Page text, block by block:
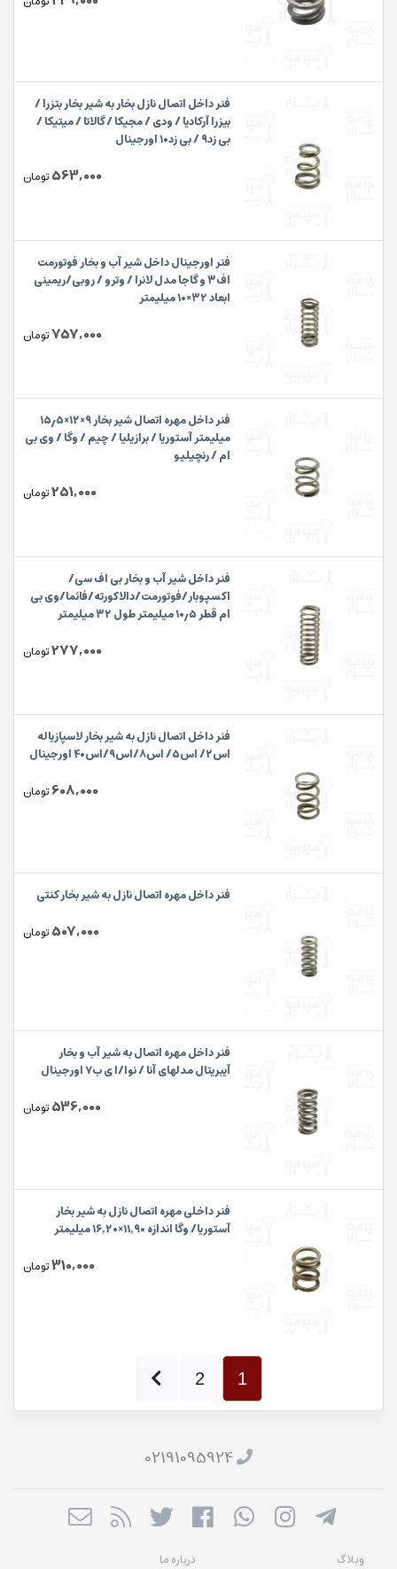
فنر داخل اتصال نازل بخار به شیر بخار بتزرا /
بیزرا آرکادیا / ودی / مجیکا / گالاتا / میتیکا /
بی زد۹ / بی زد۱۰ اورجینال
563,000 تومان
فنر اورجینال داخل شیر آب و بخار فوتورمت
اف۳ و گاجا مدل لانرا / وترو / روبی/ریمینی
ابعاد ۳۲×۱۰ میلیمتر
757,000تومان
فنر داخل مهره اتصال شیر بخار ۹×۱۲×۱۵٫۵
میلیمتر آستوریا / برازیلیا / چیم / وگا / وی بی
ام / رنچیلیو
251,000تومان
فنر داخل شیر آب و بخار بی اف سی/
اکسپوبار/فوتورمت/دالاکورته/فائما/وی بی
ام قطر ۱۰٫۵ میلیمتر طول ۳۲ میلیمتر
277,000تومان
فنر داخل اتصال نازل به شیر بخار لاسپازیاله
اس۲/ اس۵/ اس۸/اس۹/اس۴۰ اورجینال
608,000 تومان
فنر داخل مهره اتصال نازل به شیر بخار کنتی
507,000 تومان
فنر داخل مهره اتصال به شیر آب و بخار
آیبریتال مدلهای آنا / نوا/ا ی ب۷ اورجینال
536,000 تومان
فنر داخلی مهره اتصال نازل به شیر بخار
آستوریا/ وگا اندازه ۱۱٬۹۰×۱۶٬۲۰ میلیمتر
310,000تومان
1
2
02191095924
وبلاگ درباره ما